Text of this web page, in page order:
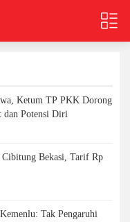
Ketum TP PKK Dorong
dan Potensi Diri
Bekasi, Tarif Rp
Tak Pengaruhi